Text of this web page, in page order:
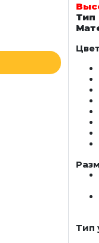
Тип
Цвет
Тип